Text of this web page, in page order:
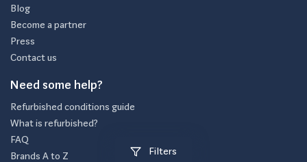
Filters
Blog
Become a partner
Press
Contact us
Need some help?
Refurbished conditions guide
What is refurbished?
FAQ
Brands A to Z